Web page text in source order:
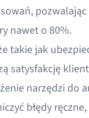
nawet o 80%.
takie jak
satysfakcję
narzędzi do
błędy